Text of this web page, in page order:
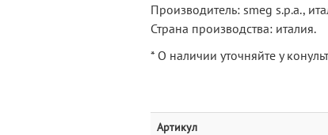
Производитель: smeg s.p.a.,
Страна производства: италия.
* О наличии уточняйте у
Артикул